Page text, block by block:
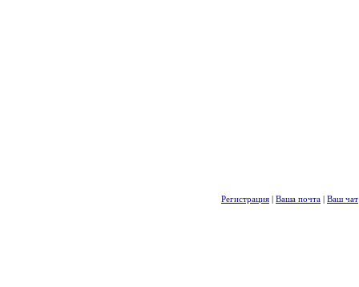
Регистрация | Ваша почта | Ваш чат